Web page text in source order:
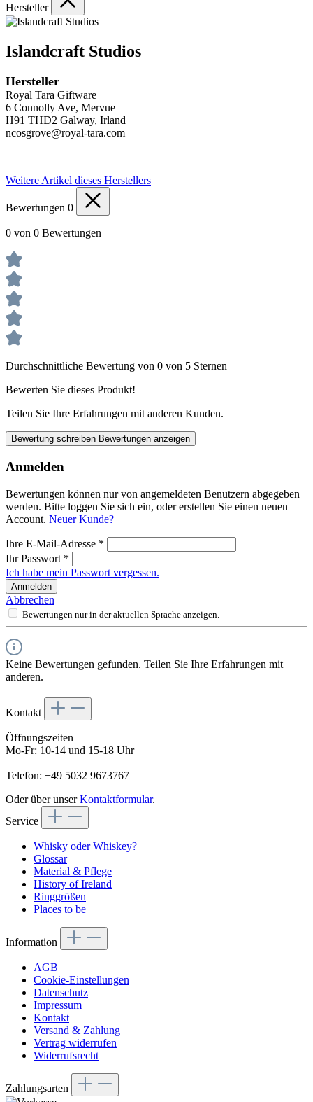
Hersteller
Islandcraft Studios
Hersteller
Royal Tara Giftware
6 Connolly Ave, Mervue
H91 THD2 Galway, Irland
ncosgrove@royal-tara.com
Weitere Artikel dieses Herstellers
Bewertungen 0
0 von 0 Bewertungen
Durchschnittliche Bewertung von 0 von 5 Sternen
Bewerten Sie dieses Produkt!
Teilen Sie Ihre Erfahrungen mit anderen Kunden.
Bewertung schreiben Bewertungen anzeigen
Anmelden
Bewertungen können nur von angemeldeten Benutzern abgegeben
werden. Bitte loggen Sie sich ein, oder erstellen Sie einen neuen
Account. Neuer Kunde?
Ihre E-Mail-Adresse *
Ihr Passwort *
Ich habe mein Passwort vergessen.
Anmelden
Abbrechen
Bewertungen nur in der aktuellen Sprache anzeigen.
Keine Bewertungen gefunden. Teilen Sie Ihre Erfahrungen mit
anderen.
Kontakt
Öffnungszeiten
Mo-Fr: 10-14 und 15-18 Uhr
Telefon: +49 5032 9673767
Oder über unserKontaktformular.
Service
Whisky oder Whiskey?
Glossar
Material & Pflege
History of Ireland
Ringgrößen
Places to be
Information
AGB
Cookie-Einstellungen
Datenschutz
Impressum
Kontakt
Versand & Zahlung
Vertrag widerrufen
Widerrufsrecht
Zahlungsarten